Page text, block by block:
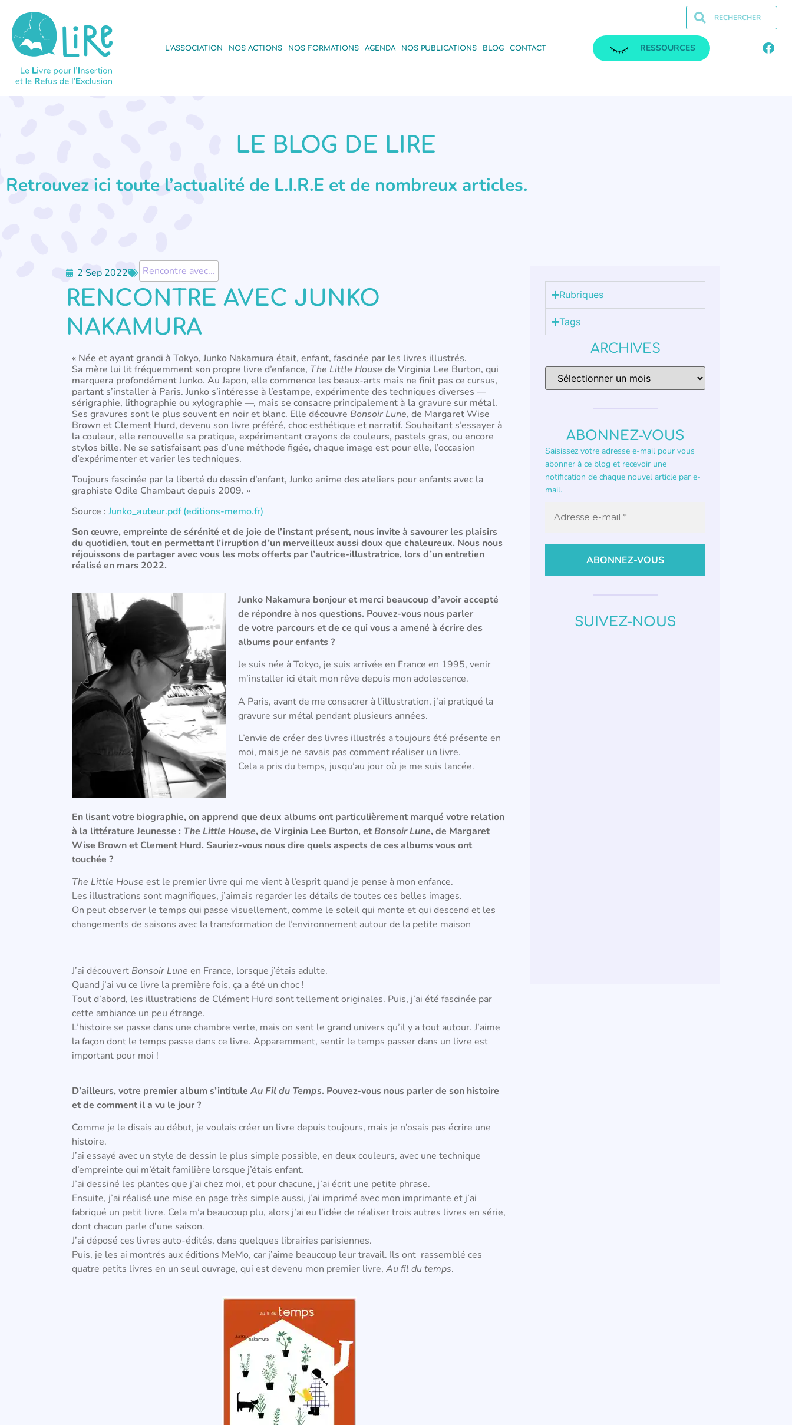
L’ASSOCIATION NOS ACTIONS NOS FORMATIONS AGENDA NOS PUBLICATIONS BLOG CONTACT RESSOURCES
LE BLOG DE LIRE
Retrouvez ici toute l’actualité de L.I.R.E et de nombreux articles.
2 Sep 2022 Rencontre avec...
RENCONTRE AVEC JUNKO
NAKAMURA
« Née et ayant grandi à Tokyo, Junko Nakamura était, enfant, fascinée par les livres illustrés.
Sa mère lui lit fréquemment son propre livre d’enfance, The Little House de Virginia Lee Burton, qui
marquera profondément Junko. Au Japon, elle commence les beaux-arts mais ne finit pas ce cursus,
partant s’installer à Paris. Junko s’intéresse à l’estampe, expérimente des techniques diverses —
sérigraphie, lithographie ou xylographie —, mais se consacre principalement à la gravure sur métal.
Ses gravures sont le plus souvent en noir et blanc. Elle découvre Bonsoir Lune, de Margaret Wise
Brown et Clement Hurd, devenu son livre préféré, choc esthétique et narratif. Souhaitant s’essayer à
la couleur, elle renouvelle sa pratique, expérimentant crayons de couleurs, pastels gras, ou encore
stylos bille. Ne se satisfaisant pas d’une méthode figée, chaque image est pour elle, l’occasion
d’expérimenter et varier les techniques.
Toujours fascinée par la liberté du dessin d’enfant, Junko anime des ateliers pour enfants avec la
graphiste Odile Chambaut depuis 2009. »
Source : Junko_auteur.pdf (editions-memo.fr)
Son œuvre, empreinte de sérénité et de joie de l’instant présent, nous invite à savourer les plaisirs
du quotidien, tout en permettant l’irruption d’un merveilleux aussi doux que chaleureux. Nous nous
réjouissons de partager avec vous les mots offerts par l’autrice-illustratrice, lors d’un entretien
réalisé en mars 2022.
Junko Nakamura bonjour et merci beaucoup d’avoir accepté
de répondre à nos questions. Pouvez-vous nous parler
de votre parcours et de ce qui vous a amené à écrire des
albums pour enfants ?
Je suis née à Tokyo, je suis arrivée en France en 1995, venir
m’installer ici était mon rêve depuis mon adolescence.
A Paris, avant de me consacrer à l’illustration, j’ai pratiqué la
gravure sur métal pendant plusieurs années.
L’envie de créer des livres illustrés a toujours été présente en
moi, mais je ne savais pas comment réaliser un livre.
Cela a pris du temps, jusqu’au jour où je me suis lancée.
En lisant votre biographie, on apprend que deux albums ont particulièrement marqué votre relation
à la littérature Jeunesse : The Little House, de Virginia Lee Burton, et Bonsoir Lune, de Margaret
Wise Brown et Clement Hurd. Sauriez-vous nous dire quels aspects de ces albums vous ont
touchée ?
The Little House est le premier livre qui me vient à l’esprit quand je pense à mon enfance.
Les illustrations sont magnifiques, j’aimais regarder les détails de toutes ces belles images.
On peut observer le temps qui passe visuellement, comme le soleil qui monte et qui descend et les
changements de saisons avec la transformation de l’environnement autour de la petite maison
J’ai découvert Bonsoir Lune en France, lorsque j’étais adulte.
Quand j’ai vu ce livre la première fois, ça a été un choc !
Tout d’abord, les illustrations de Clément Hurd sont tellement originales. Puis, j’ai été fascinée par
cette ambiance un peu étrange.
L’histoire se passe dans une chambre verte, mais on sent le grand univers qu’il y a tout autour. J’aime
la façon dont le temps passe dans ce livre. Apparemment, sentir le temps passer dans un livre est
important pour moi !
D’ailleurs, votre premier album s’intitule Au Fil du Temps. Pouvez-vous nous parler de son histoire
et de comment il a vu le jour ?
Comme je le disais au début, je voulais créer un livre depuis toujours, mais je n’osais pas écrire une
histoire.
J’ai essayé avec un style de dessin le plus simple possible, en deux couleurs, avec une technique
d’empreinte qui m’était familière lorsque j’étais enfant.
J’ai dessiné les plantes que j’ai chez moi, et pour chacune, j’ai écrit une petite phrase.
Ensuite, j’ai réalisé une mise en page très simple aussi, j’ai imprimé avec mon imprimante et j’ai
fabriqué un petit livre. Cela m’a beaucoup plu, alors j’ai eu l’idée de réaliser trois autres livres en série,
dont chacun parle d’une saison.
J’ai déposé ces livres auto-édités, dans quelques librairies parisiennes.
Puis, je les ai montrés aux éditions MeMo, car j’aime beaucoup leur travail. Ils ont rassemblé ces
quatre petits livres en un seul ouvrage, qui est devenu mon premier livre, Au fil du temps.
Rubriques
Tags
ARCHIVES
ABONNEZ-VOUS
Saisissez votre adresse e-mail pour vous
abonner à ce blog et recevoir une
notification de chaque nouvel article par e-
mail.
SUIVEZ-NOUS